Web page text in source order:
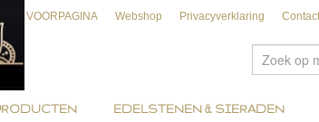
VOORPAGINA Webshop Privacyverklaring
EDELSTENEN & SIERADEN